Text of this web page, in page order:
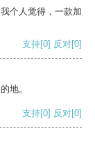
个人觉得，一款加
支持[0] 反对[0]
地。
支持[0] 反对[0]